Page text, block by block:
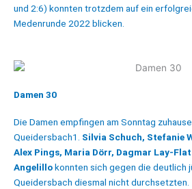
und 2:6) konnten trotzdem auf ein
Medenrunde 2022 blicken.
Damen 30
Die Damen empfingen am Sonntag
Queidersbach1. Silvia Schuch, Stefanie
Alex Pings, Maria Dörr, Dagmar Lay-
Angelillokonnten sich gegen die deutlich
Queidersbach diesmal nicht durchsetzten.